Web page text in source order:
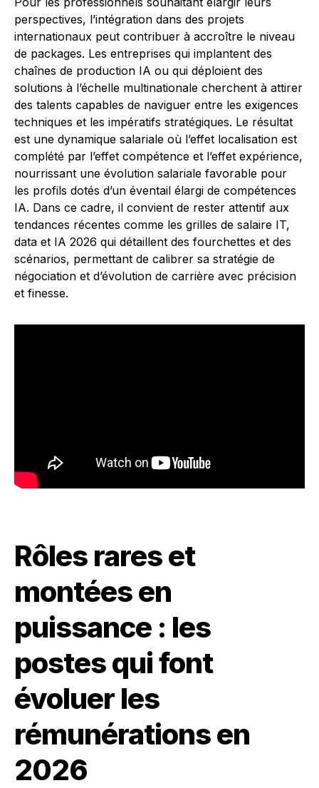
perspectives, l’intégration dans des projets
internationaux peut contribuer à accroître le niveau
de packages. Les entreprises qui implantent des
chaînes de production IA ou qui déploient des
solutions à l’échelle multinationale cherchent à attirer
des talents capables de naviguer entre les exigences
techniques et les impératifs stratégiques. Le résultat
est une dynamique salariale où l’effet localisation est
complété par l’effet compétence et l’effet expérience,
nourrissant une évolution salariale favorable pour
les profils dotés d’un éventail élargi de compétences
IA. Dans ce cadre, il convient de rester attentif aux
tendances récentes comme les grilles de salaire IT,
data et IA 2026 qui détaillent des fourchettes et des
scénarios, permettant de calibrer sa stratégie de
négociation et d’évolution de carrière avec précision
et finesse.
Rôles rares et
montées en
puissance : les
postes qui font
évoluer les
rémunérations en
2026